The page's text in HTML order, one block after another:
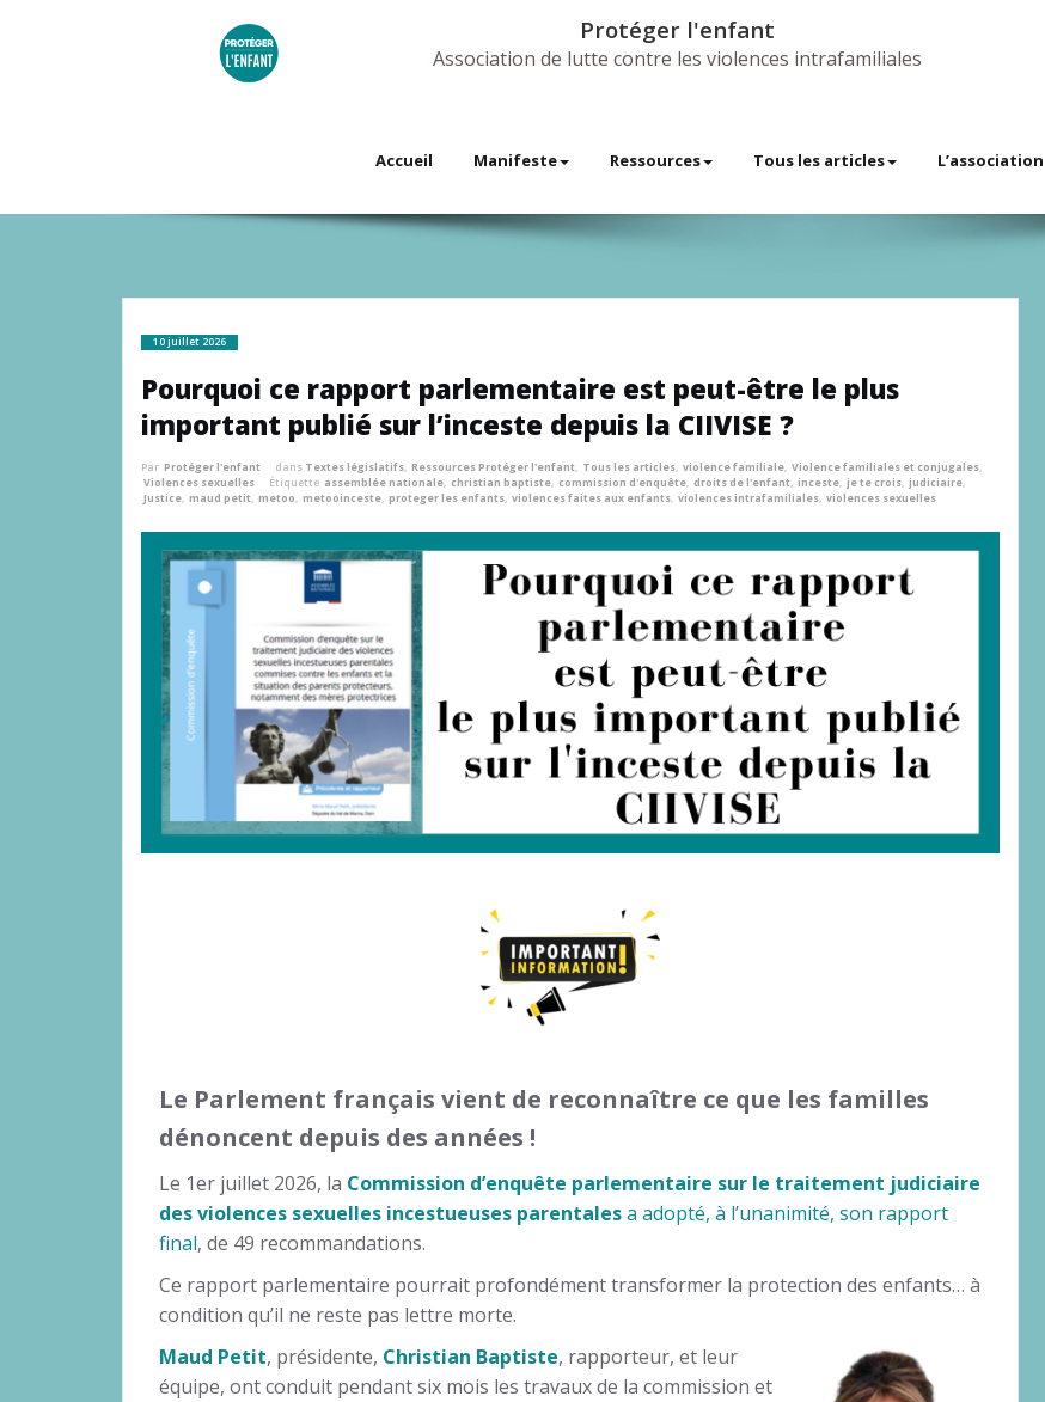
Protéger l'enfant
Association de lutte contre les violences intrafamiliales
Accueil Manifeste Ressources Tous les articles L’association
10 juillet 2026
Pourquoi ce rapport parlementaire est peut-être le plus
important publié sur l’inceste depuis la CIIVISE ?
Par Protéger l'enfant dans Textes législatifs, Ressources Protéger l'enfant, Tous les articles, violence familiale, Violence familiales et conjugales,
Violences sexuelles
Étiquette assemblée nationale, christian baptiste, commission d'enquête, droits de l'enfant, inceste, je te crois, judiciaire,
Justice, maud petit, metoo, metooinceste, proteger les enfants, violences faites aux enfants, violences intrafamiliales, violences sexuelles
Le Parlement français vient de reconnaître ce que les familles
dénoncent depuis des années !
Le 1er juillet 2026, la Commission d’enquête parlementaire sur le traitement judiciaire
des violences sexuelles incestueuses parentalesa adopté, à l’unanimité, son rapport
final, de 49 recommandations.
Ce rapport parlementaire pourrait profondément transformer la protection des enfants… à
condition qu’il ne reste pas lettre morte.
Maud Petit, présidente, Christian Baptiste, rapporteur, et leur
équipe, ont conduit pendant six mois les travaux de la commission et